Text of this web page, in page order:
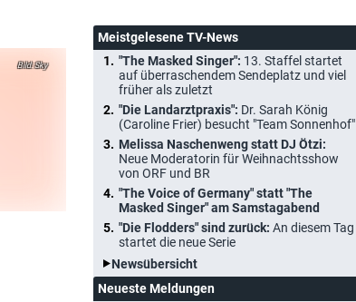
Sky
Meistgelesene TV-News
"The Masked Singer": 13. Staffel startet
auf überraschendem Sendeplatz und viel
früher als zuletzt
"Die Landarztpraxis": Dr. Sarah König
(Caroline Frier) besucht "Team Sonnenhof"
Melissa Naschenweng statt DJ Ötzi:
Neue Moderatorin für Weihnachtsshow
von ORF und BR
"The Voice of Germany" statt "The
Masked Singer" am Samstagabend
"Die Flodders" sind zurück: An diesem Tag
startet die neue Serie
Newsübersicht
Neueste Meldungen